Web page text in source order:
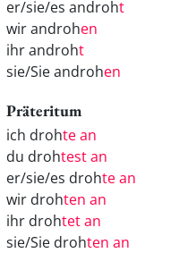
er/sie/es androht
wir androhen
ihr androht
sie/Sie androhen
Präteritum
ich drohte an
du drohtest an
er/sie/es drohte an
wir drohten an
ihr drohtet an
sie/Sie drohten an